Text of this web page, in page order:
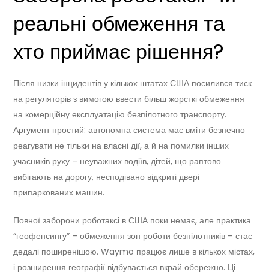
реальні обмеження та
хто приймає рішення?
Після низки інцидентів у кількох штатах США посилився тиск
на регуляторів з вимогою ввести більш жорсткі обмеження
на комерційну експлуатацію безпілотного транспорту.
Аргумент простий: автономна система має вміти безпечно
реагувати не тільки на власні дії, а й на помилки інших
учасників руху – неуважних водіїв, дітей, що раптово
вибігають на дорогу, несподівано відкриті двері
припаркованих машин.
Повної заборони роботаксі в США поки немає, але практика
“геофенсингу” – обмеження зон роботи безпілотників – стає
дедалі поширенішою. Waymo працює лише в кількох містах,
і розширення географії відбувається вкрай обережно. Ці